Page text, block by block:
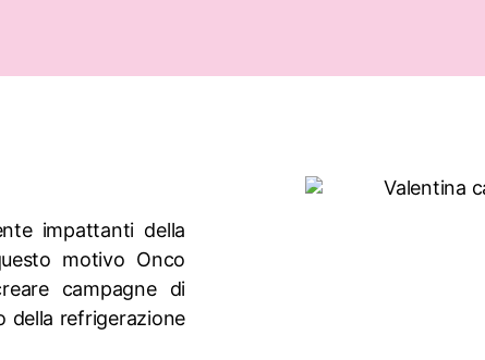
impattanti della
motivo Onco
campagne di
della refrigerazione